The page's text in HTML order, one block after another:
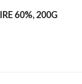
60%, 200G